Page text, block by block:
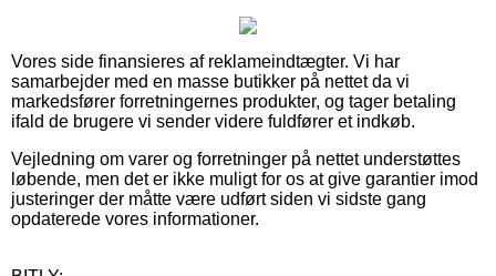
Vores side finansieres af reklameindtægter. Vi har
samarbejder med en masse butikker på nettet da vi
markedsfører forretningernes produkter, og tager betaling
ifald de brugere vi sender videre fuldfører et indkøb.
Vejledning om varer og forretninger på nettet understøttes
løbende, men det er ikke muligt for os at give garantier imod
justeringer der måtte være udført siden vi sidste gang
opdaterede vores informationer.